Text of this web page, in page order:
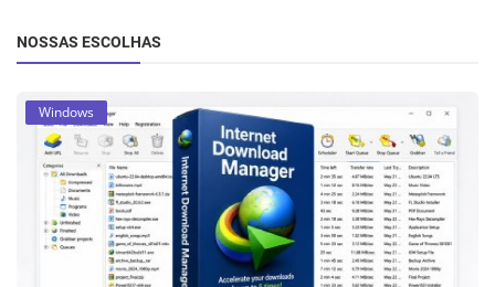
NOSSAS ESCOLHAS
Windows